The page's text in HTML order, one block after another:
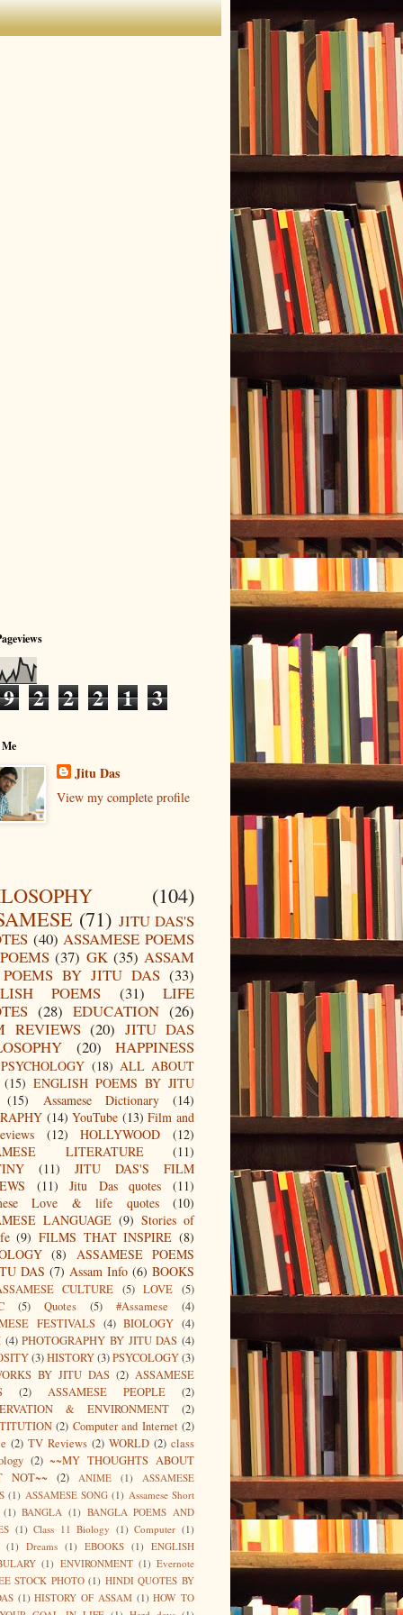
9 2 2 2 1 3
Jitu Das
View my complete profile
(104)
(71) JITU DAS'S
(40) ASSAMESE POEMS
POEMS (37) GK (35) ASSAM
POEMS BY JITU DAS (33)
POEMS
(31)
LIFE
(28) EDUCATION (26)
REVIEWS (20) JITU DAS
(20)
HAPPINESS
PSYCHOLOGY (18) ALL ABOUT
(15) ENGLISH POEMS BY JITU
(15) Assamese Dictionary
(14)
(14) YouTube (13) Film and
(12) HOLLYWOOD
(12)
LITERATURE
(11)
(11)
JITU DAS'S FILM
(11) Jitu Das quotes
(11)
Love & life quotes
(10)
LANGUAGE (9) Stories of
(9) FILMS THAT INSPIRE (8)
(8)
ASSAMESE POEMS
DAS (7) Assam Info (6) BOOKS
CULTURE (5) LOVE (5)
(5) Quotes (5) #Assamese
(4)
FESTIVALS (4) BIOLOGY (4)
(4) PHOTOGRAPHY BY JITU DAS (4)
(3)HISTORY(3)PSYCOLOGY(3)
BY JITU DAS (2) ASSAMESE
(2) ASSAMESE PEOPLE
(2)
& ENVIRONMENT
(2)
(2) Computer and Internet (2)
(2) TV Reviews (2) WORLD (2) class
(2) ~~MY THOUGHTS ABOUT
NOT~~
(2) ANIME (1)
ASSAMESE
(1) ASSAMESE SONG (1) Assamese Short
(1) BANGLA (1) BANGLA POEMS AND
(1) Class 11 Biology (1) Computer (1)
(1) Dreams (1) EBOOKS (1) ENGLISH
(1) ENVIRONMENT (1) Evernote
STOCK PHOTO (1) HINDI QUOTES BY
(1) HISTORY OF ASSAM (1) HOW TO